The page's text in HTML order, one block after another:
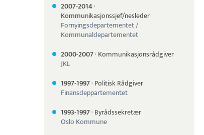
2007-2014·
Kommunikasjonssjef/nesleder
Fornyingsdepartementet /
Kommunaldepartementet
2000-2007· Kommunikasjonsrådgiver
JKL
1997-1997· Politisk Rådgiver
Finansdeppartementet
1993-1997· Byrådssekretær
Oslo Kommune